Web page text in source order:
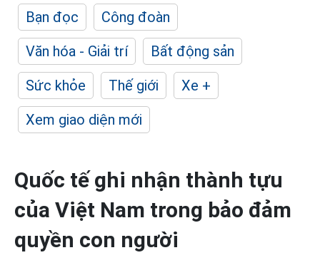
Bạn đọc
Công đoàn
Văn hóa - Giải trí
Bất động sản
Sức khỏe
Thế giới
Xe +
Xem giao diện mới
Quốc tế ghi nhận thành tựu
của Việt Nam trong bảo đảm
quyền con người